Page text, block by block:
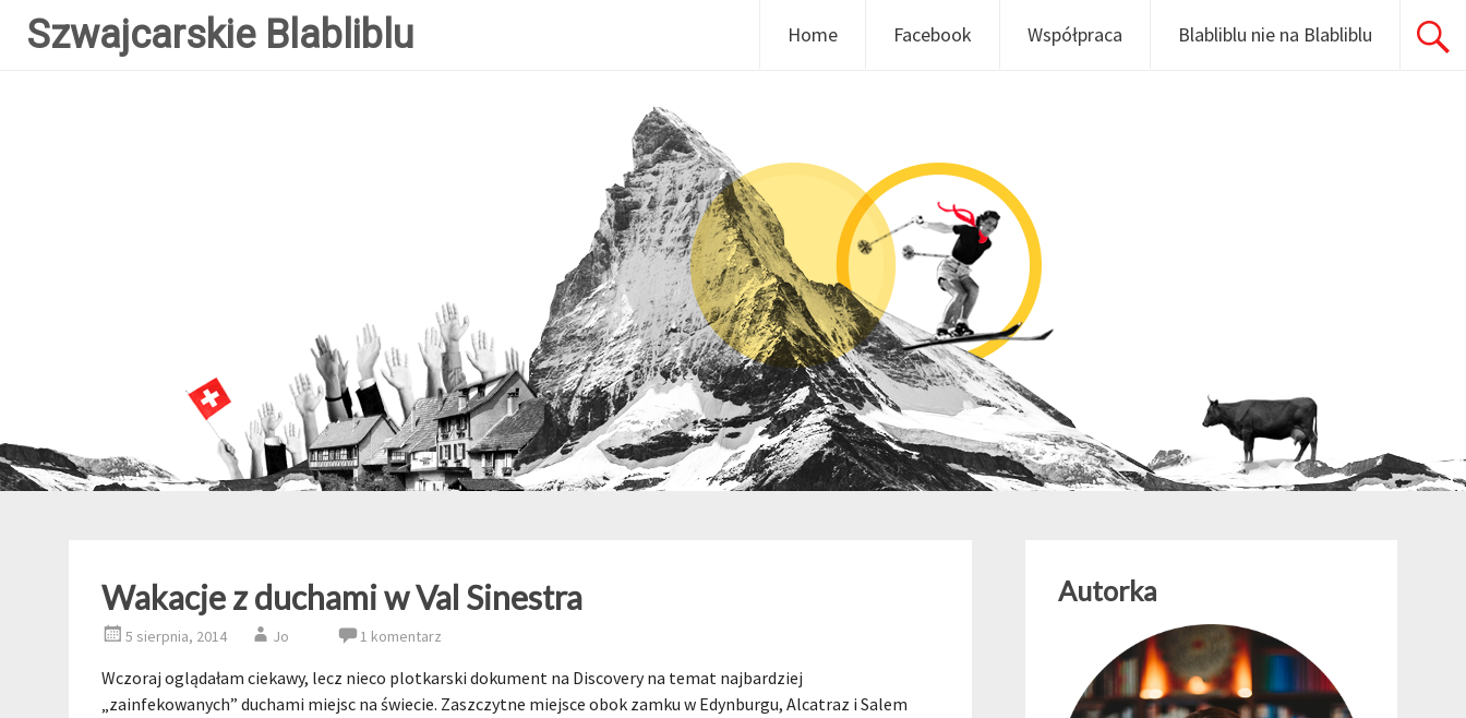
Szwajcarskie Blabliblu Home Facebook Współpraca Blabliblu nie na Blabliblu
Wakacje z duchami w Val Sinestra
5 sierpnia, 2014 Jo 1 komentarz
Wczoraj oglądałam ciekawy, lecz nieco plotkarski dokument na Discovery na temat najbardziej
„zainfekowanych” duchami miejsc na świecie. Zaszczytne miejsce obok zamku w Edynburgu, Alcatraz i Salem
Autorka